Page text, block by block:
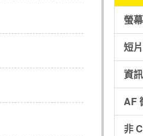
螢
短
資
AF
非